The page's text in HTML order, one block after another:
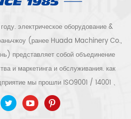
электрическое оборудование &
(ранее Huada Machinery Co.,
представляет собой объединение
и маркетинга и обслуживания. как
мы прошли ISO9001 / 14001 、
、 Сертификация качества и
высокотехнологичных